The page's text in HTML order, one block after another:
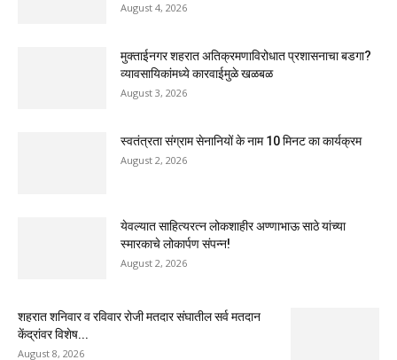
August 4, 2026
मुक्ताईनगर शहरात अतिक्रमणाविरोधात प्रशासनाचा बडगा?
व्यावसायिकांमध्ये कारवाईमुळे खळबळ
August 3, 2026
स्वतंत्रता संग्राम सेनानियों के नाम 10 मिनट का कार्यक्रम
August 2, 2026
येवल्यात साहित्यरत्न लोकशाहीर अण्णाभाऊ साठे यांच्या
स्मारकाचे लोकार्पण संपन्न!
August 2, 2026
शहरात शनिवार व रविवार रोजी मतदार संघातील सर्व मतदान
केंद्रांवर विशेष...
August 8, 2026